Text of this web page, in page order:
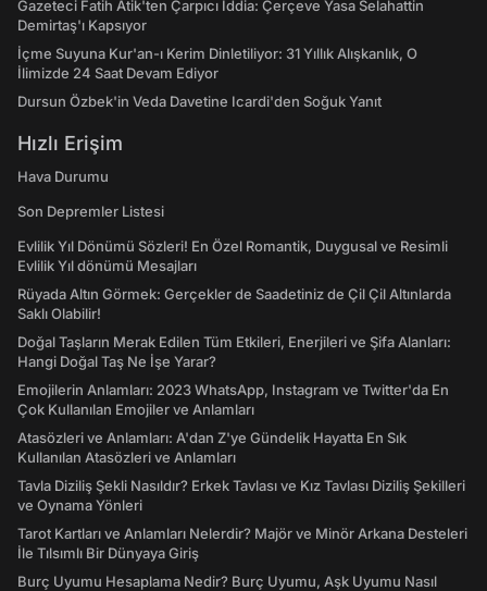
Gazeteci Fatih Atik'ten Çarpıcı İddia: Çerçeve Yasa Selahattin
Demirtaş'ı Kapsıyor
İçme Suyuna Kur'an-ı Kerim Dinletiliyor: 31 Yıllık Alışkanlık, O
İlimizde 24 Saat Devam Ediyor
Dursun Özbek'in Veda Davetine Icardi'den Soğuk Yanıt
Hızlı Erişim
Hava Durumu
Son Depremler Listesi
Evlilik Yıl Dönümü Sözleri! En Özel Romantik, Duygusal ve Resimli
Evlilik Yıl dönümü Mesajları
Rüyada Altın Görmek: Gerçekler de Saadetiniz de Çil Çil Altınlarda
Saklı Olabilir!
Doğal Taşların Merak Edilen Tüm Etkileri, Enerjileri ve Şifa Alanları:
Hangi Doğal Taş Ne İşe Yarar?
Emojilerin Anlamları: 2023 WhatsApp, Instagram ve Twitter'da En
Çok Kullanılan Emojiler ve Anlamları
Atasözleri ve Anlamları: A'dan Z'ye Gündelik Hayatta En Sık
Kullanılan Atasözleri ve Anlamları
Tavla Diziliş Şekli Nasıldır? Erkek Tavlası ve Kız Tavlası Diziliş Şekilleri
ve Oynama Yönleri
Tarot Kartları ve Anlamları Nelerdir? Majör ve Minör Arkana Desteleri
İle Tılsımlı Bir Dünyaya Giriş
Burç Uyumu Hesaplama Nedir? Burç Uyumu, Aşk Uyumu Nasıl